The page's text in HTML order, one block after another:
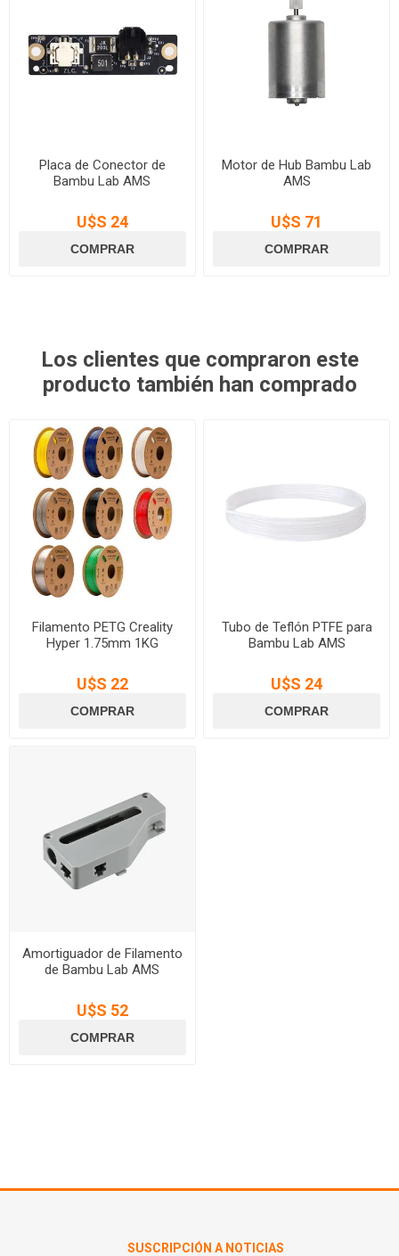
Placa de Conector de
Bambu Lab AMS
U$S 24
Motor de Hub Bambu Lab
AMS
U$S 71
Los clientes que compraron este
producto también han comprado
Filamento PETG Creality
Hyper 1.75mm 1KG
U$S 22
Tubo de Teflón PTFE para
Bambu Lab AMS
U$S 24
Amortiguador de Filamento
de Bambu Lab AMS
U$S 52
SUSCRIPCIÓN A NOTICIAS